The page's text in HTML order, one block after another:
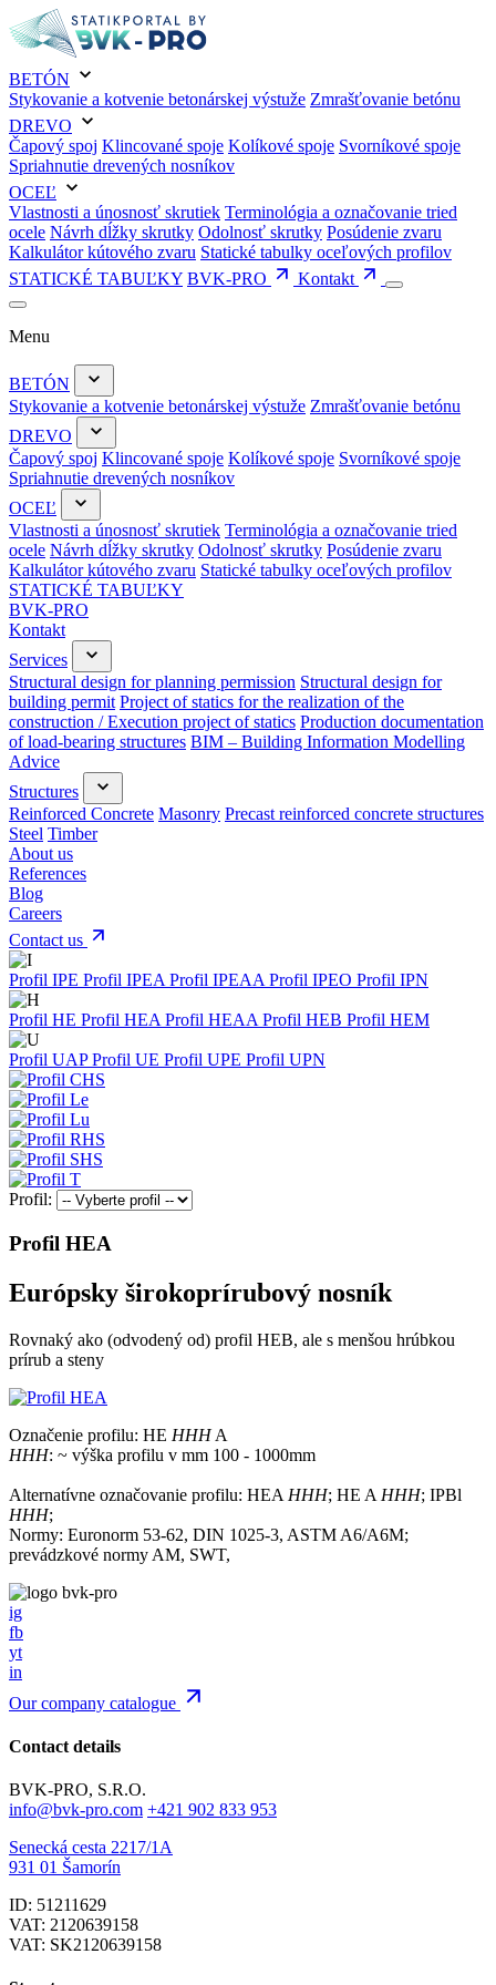
BETÓN
Stykovanie a kotvenie betonárskej výstuže Zmrašťovanie betónu
DREVO
Čapový spoj Klincované spoje Kolíkové spoje Svorníkové spoje
Spriahnutie drevených nosníkov
OCEĽ
Vlastnosti a únosnosť skrutiek Terminológia a označovanie tried
ocele Návrh dĺžky skrutky Odolnosť skrutky Posúdenie zvaru
Kalkulátor kútového zvaru Statické tabulky oceľových profilov
STATICKÉ TABUĽKY BVK-PRO Kontakt
Menu
BETÓN
Stykovanie a kotvenie betonárskej výstuže Zmrašťovanie betónu
DREVO
Čapový spoj Klincované spoje Kolíkové spoje Svorníkové spoje
Spriahnutie drevených nosníkov
OCEĽ
Vlastnosti a únosnosť skrutiek Terminológia a označovanie tried
ocele Návrh dĺžky skrutky Odolnosť skrutky Posúdenie zvaru
Kalkulátor kútového zvaru Statické tabulky oceľových profilov
STATICKÉ TABUĽKY
BVK-PRO
Kontakt
Services
Structural design for planning permission Structural design for
building permit Project of statics for the realization of the
construction / Execution project of statics Production documentation
of load-bearing structures BIM – Building Information Modelling
Advice
Structures
Reinforced Concrete Masonry Precast reinforced concrete structures
Steel Timber
About us
References
Blog
Careers
Contact us
Profil IPE Profil IPEA Profil IPEAA Profil IPEO Profil IPN
Profil HE Profil HEA Profil HEAA Profil HEB Profil HEM
Profil UAPProfil UE Profil UPE Profil UPN
Profil:
Profil HEA
Európsky širokoprírubový nosník
Rovnaký ako (odvodený od) profil HEB, ale s menšou hrúbkou
prírub a steny
Označenie profilu: HE HHHA
HHH: ~ výška profilu v mm 100 - 1000mm
Alternatívne označovanie profilu: HEA HHH; HE A HHH; IPBl
HHH;
Normy: Euronorm 53-62, DIN 1025-3, ASTM A6/A6M;
prevádzkové normy AM, SWT,
ig
fb
yt
in
Our company catalogue
Contact details
BVK-PRO, S.R.O.
info@bvk-pro.com +421 902 833 953
Senecká cesta 2217/1A
931 01 Šamorín
ID: 51211629
VAT: 2120639158
VAT: SK2120639158